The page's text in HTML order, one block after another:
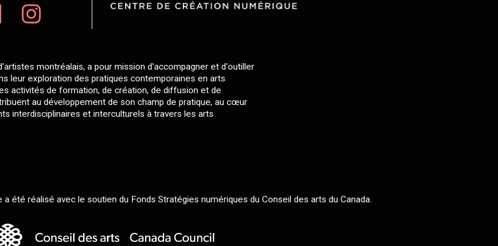
montréalais, a pour mission d'accompagner et d'outiller
leur exploration des pratiques contemporaines en arts
activités de formation, de création, de diffusion et de
au développement de son champ de pratique, au cœur
interdisciplinaires et interculturels à travers les arts
été réalisé avec le soutien du Fonds Stratégies numériques du Conseil des arts du Canada.